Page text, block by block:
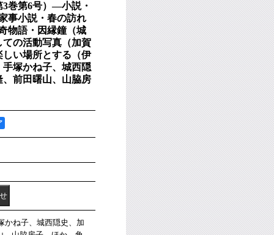
巻第6号）―小説・
事小説・春の訪れ
物語・因縁鐘（城
の活動写真（加賀
い場所とする（伊
塚かね子、城西隠
前田曙山、山脇房
かね子、城西隠史、加